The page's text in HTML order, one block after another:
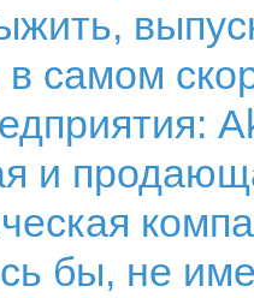
в самом
и
бы, не